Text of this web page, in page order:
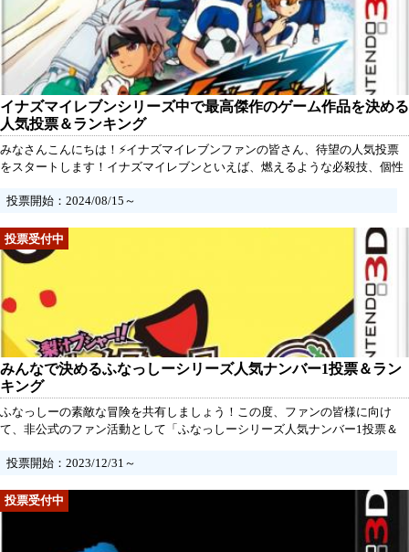
イナズマイレブンシリーズ中で最高傑作のゲーム作品を決める
人気投票＆ランキング
みなさんこんにちは！⚡️イナズマイレブンファンの皆さん、待望の人気投票
をスタートします！イナズマイレブンといえば、燃えるような必殺技、個性
名作ゲームシリーズ。どの作品もそれぞれの魅力が詰まっていて、シリーズ
イレブンシリーズの中で「これぞ最高！」と思うゲーム作品に一票を投じて
もらう人気投票を行います！
投票開始：2024/08/15～
みんなで決めるふなっしーシリーズ人気ナンバー1投票＆ラン
キング
ふなっしーの素敵な冒険を共有しましょう！この度、ファンの皆様に向け
て、非公式のファン活動として「ふなっしーシリーズ人気ナンバー1投票＆
点で、あなたが選ぶ最も愛されているふなっしーの作品が明らかになりま
投票開始：2023/12/31～